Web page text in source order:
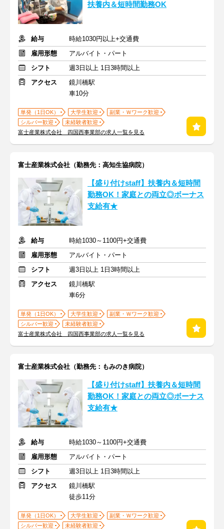
扶養内＆短時間勤務OK
給与
時給1030円以上+交通費
雇用形態
アルバイト・パート
シフト
週3日以上 1日3時間以上
アクセス
鏡川橋駅
車10分
単発（1日OK） 大学生歓迎
副業・Ｗワーク歓迎
シルバー歓迎
未経験者歓迎
富士産業株式会社 四国西事業部の求人一覧を見る
富士産業株式会社（勤務先：高知生協病院）
【盛り付けstaff】扶養内＆短時間
勤務OK！家庭との両立◎ボーナス
支給有★
給与
時給1030～1100円+交通費
雇用形態
アルバイト・パート
シフト
週3日以上 1日3時間以上
アクセス
鏡川橋駅
車6分
単発（1日OK） 大学生歓迎
副業・Ｗワーク歓迎
シルバー歓迎
未経験者歓迎
富士産業株式会社 四国西事業部の求人一覧を見る
富士産業株式会社（勤務先：もみのき病院）
【盛り付けstaff】扶養内＆短時間
勤務OK！家庭との両立◎ボーナス
支給有★
給与
時給1030～1100円+交通費
雇用形態
アルバイト・パート
シフト
週3日以上 1日3時間以上
アクセス
鏡川橋駅
徒歩11分
単発（1日OK） 大学生歓迎
副業・Ｗワーク歓迎
シルバー歓迎
未経験者歓迎